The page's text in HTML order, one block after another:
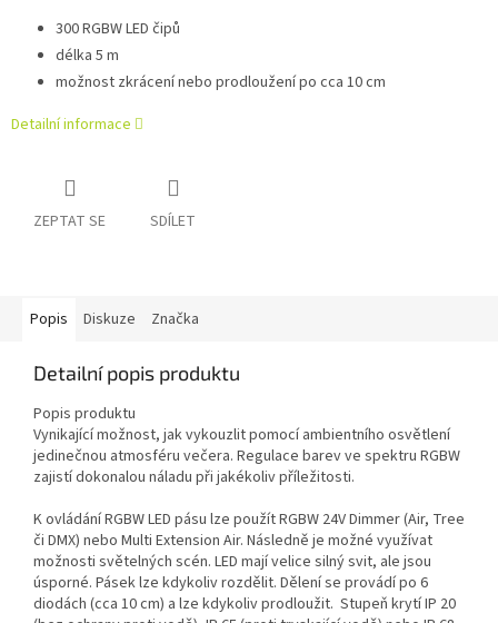
300 RGBW LED čipů
délka 5 m
možnost zkrácení nebo prodloužení po cca 10 cm
Detailní informace
ZEPTAT SE SDÍLET
Popis Diskuze Značka
Detailní popis produktu
Popis produktu
Vynikající možnost, jak vykouzlit pomocí ambientního osvětlení
jedinečnou atmosféru večera. Regulace barev ve spektru RGBW
zajistí dokonalou náladu při jakékoliv příležitosti.
K ovládání RGBW LED pásu lze použít RGBW 24V Dimmer (Air, Tree
či DMX) nebo Multi Extension Air. Následně je možné využívat
možnosti světelných scén. LED mají velice silný svit, ale jsou
úsporné. Pásek lze kdykoliv rozdělit. Dělení se provádí po 6
diodách (cca 10 cm) a lze kdykoliv prodloužit. Stupeň krytí IP 20